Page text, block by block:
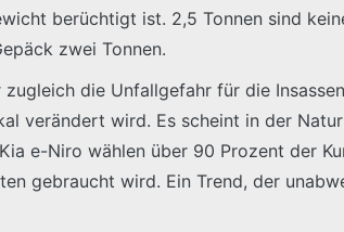
berüchtigt ist. 2,5 Tonnen sind
zwei Tonnen.
die Unfallgefahr für die
verändert wird. Es scheint in der
e-Niro wählen über 90 Prozent der
gebraucht wird. Ein Trend, der